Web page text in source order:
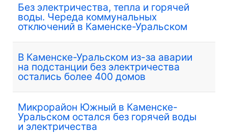
Без электричества, тепла и горячей
воды. Череда коммунальных
отключений в Каменске-Уральском
В Каменске-Уральском из-за аварии
на подстанции без электричества
остались более 400 домов
Микрорайон Южный в Каменске-
Уральском остался без горячей воды
и электричества